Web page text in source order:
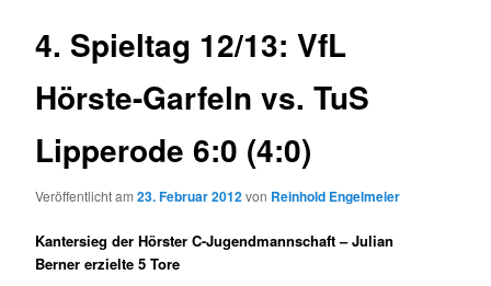
4. Spieltag 12/13: VfL
Hörste-Garfeln vs. TuS
Lipperode 6:0 (4:0)
Veröffentlicht am23. Februar 2012von Reinhold Engelmeier
Kantersieg der Hörster C-Jugendmannschaft – Julian
Berner erzielte 5 Tore